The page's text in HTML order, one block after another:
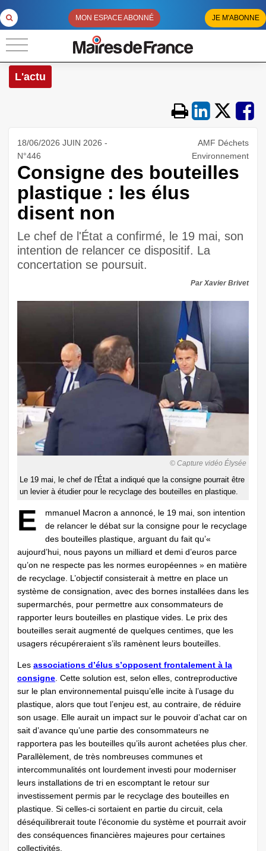
MON ESPACE ABONNÉ JE M'ABONNE
L'actu
18/06/2026 JUIN 2026 -
N°446
AMF Déchets
Environnement
Consigne des bouteilles
plastique : les élus
disent non
Le chef de l'État a confirmé, le 19 mai, son
intention de relancer ce dispositif. La
concertation se poursuit.
Par Xavier Brivet
© Capture vidéo Élysée
Le 19 mai, le chef de l'État a indiqué que la consigne pourrait être
un levier à étudier pour le recyclage des bouteilles en plastique.
E
mmanuel Macron a annoncé, le 19 mai, son intention
de relancer le débat sur la consigne pour le recyclage
des bouteilles plastique, arguant du fait qu’«
aujourd’hui, nous payons un milliard et demi d’euros parce
qu’on ne respecte pas les normes européennes » en matière
de recyclage. L’objectif consisterait à mettre en place un
système de consignation, avec des bornes installées dans les
supermarchés, pour permettre aux consommateurs de
rapporter leurs bouteilles en plastique vides. Le prix des
bouteilles serait augmenté de quelques centimes, que les
usagers récupéreraient s’ils ramènent leurs bouteilles.
Les associations d’élus s’opposent frontalement à la
consigne . Cette solution est, selon elles, contreproductive
sur le plan environnemental puisqu’elle incite à l’usage du
plastique, alors que tout l’enjeu est, au contraire, de réduire
son usage. Elle aurait un impact sur le pouvoir d’achat car on
sait d’avance qu’une partie des consommateurs ne
rapportera pas les bouteilles qu’ils auront achetées plus cher.
Parallèlement, de très nombreuses communes et
intercommunalités ont lourdement investi pour moderniser
leurs installations de tri en escomptant le retour sur
investissement permis par le recyclage des bouteilles en
plastique. Si celles-ci sortaient en partie du circuit, cela
déséquilibrerait toute l’économie du système et pourrait avoir
des conséquences financières majeures pour certaines
collectivités.